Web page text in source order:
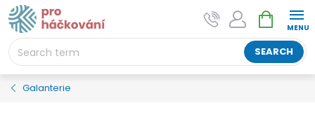
Skip
to
content
SEARCH
CART
Galanterie
AI asistent "pani Klubíčková" –
ProHackovani.cz
Jsme e-shop s více než osmiletou tradicí a máme pro
vás připraveno více než 25 tisíc produktů. Vše skladem,
připravené k odeslání.